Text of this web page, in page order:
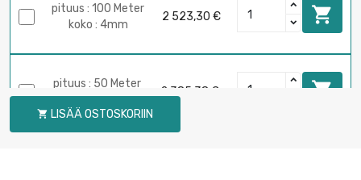
pituus : 100 Meter
koko : 4mm
2 523,30 € 
pituus : 50 Meter
koko : 5.5mm
2 385,38 € 
 LISÄÄ OSTOSKORIIN